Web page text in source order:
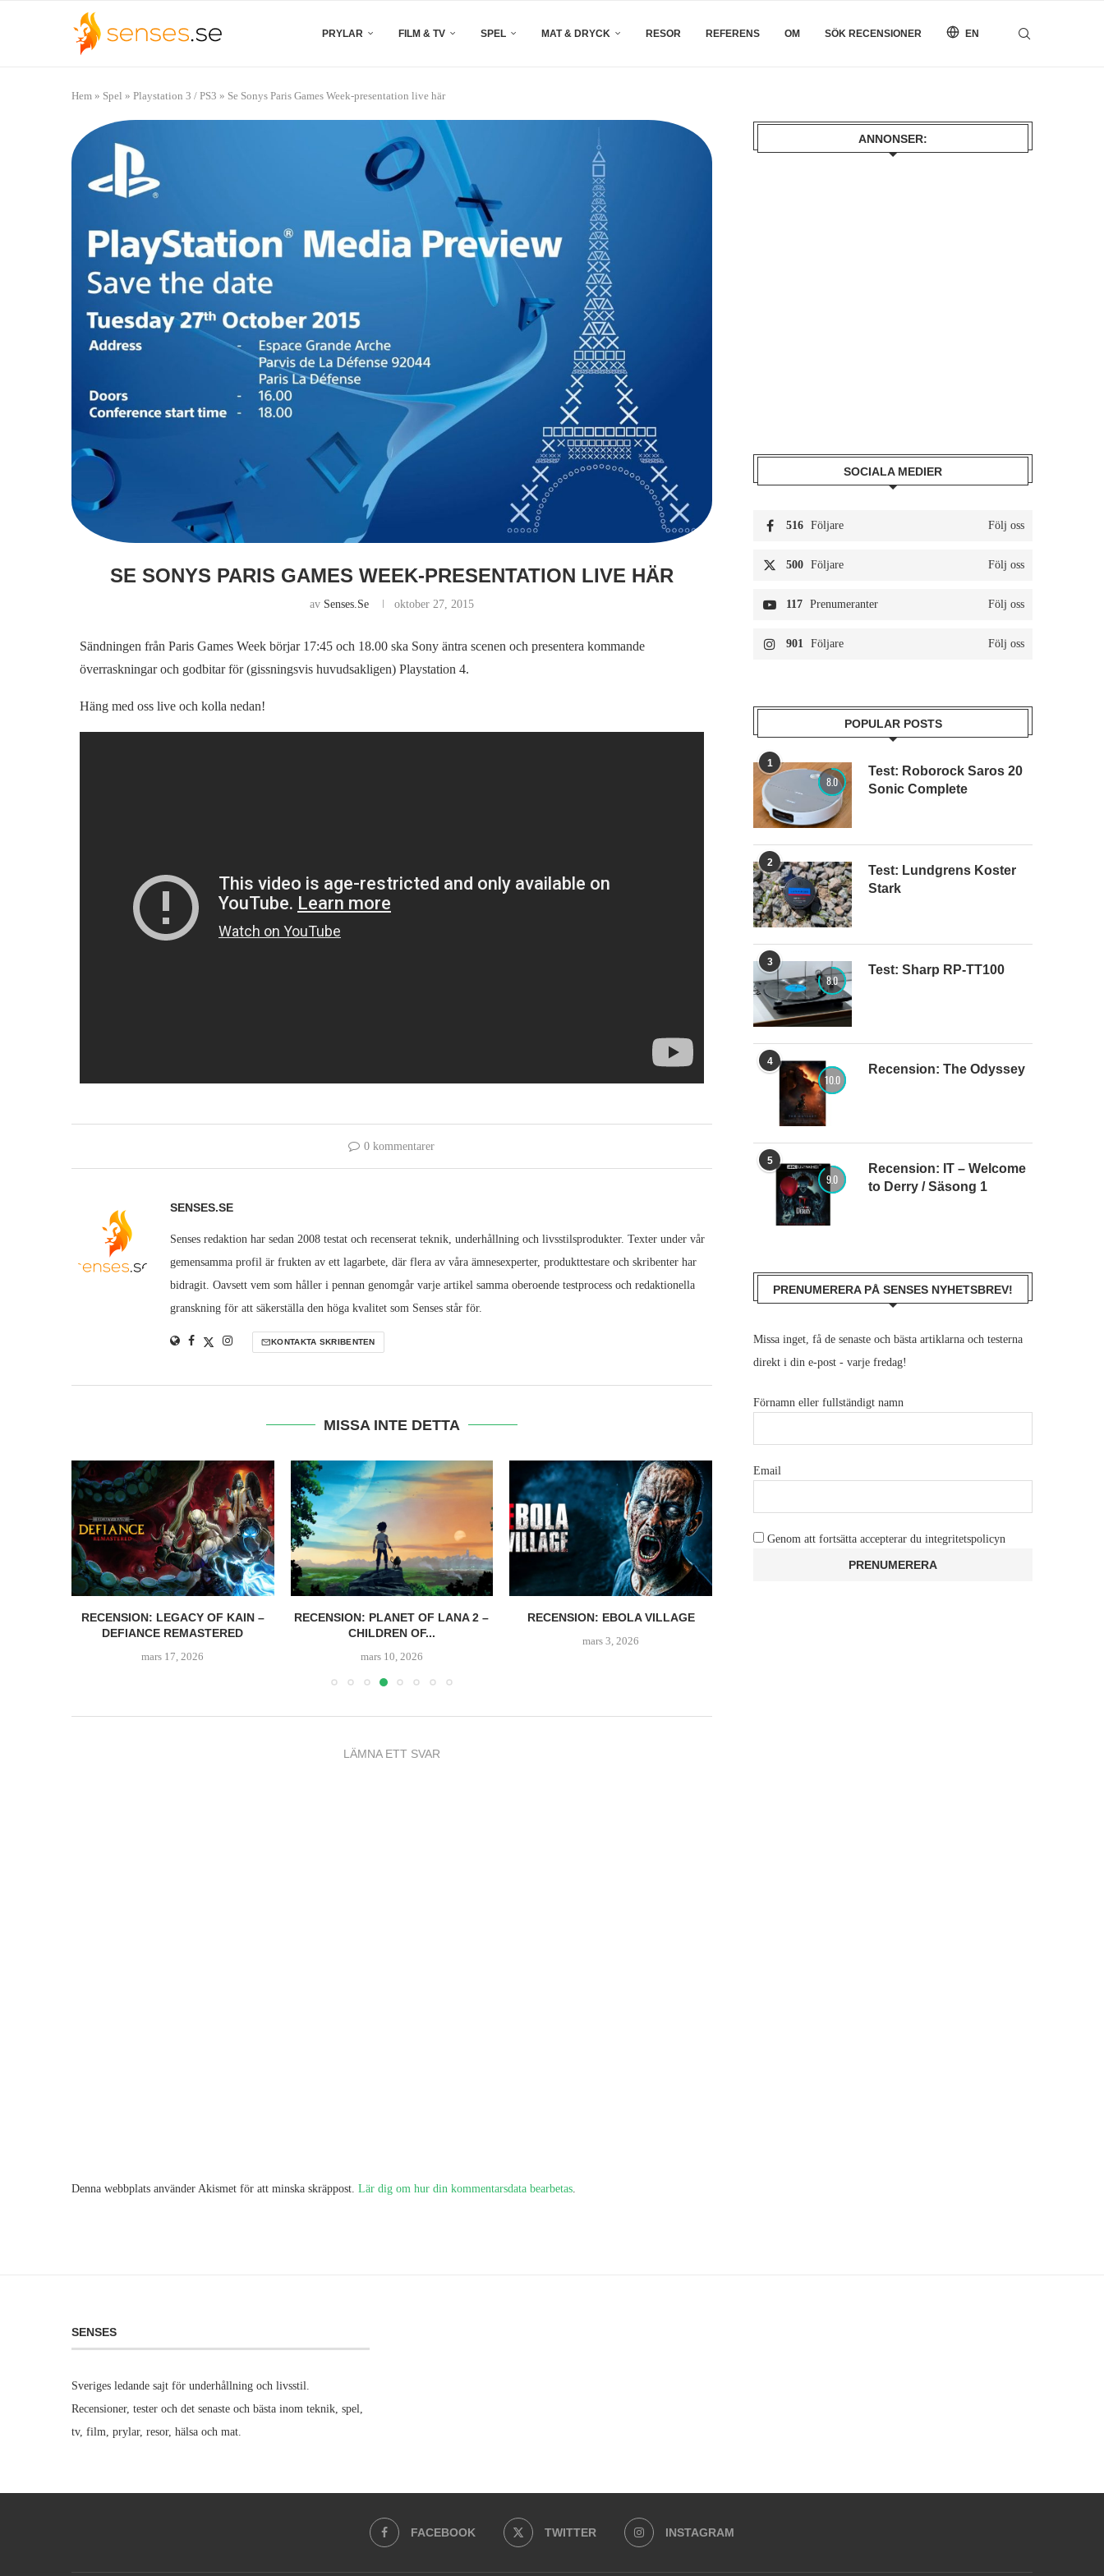
PRYLAR FILM & TV SPEL MAT & DRYCK RESOR REFERENS OM SÖK RECENSIONER EN
Hem » Spel » Playstation 3 / PS3 » Se Sonys Paris Games Week-presentation live här
SE SONYS PARIS GAMES WEEK-PRESENTATION LIVE HÄR
av Senses.se oktober 27, 2015
Sändningen från Paris Games Week börjar 17:45 och 18.00 ska Sony äntra scenen och presentera kommande
överraskningar och godbitar för (gissningsvis huvudsakligen) Playstation 4.
Häng med oss live och kolla nedan!
0 kommentarer
SENSES.SE
Senses redaktion har sedan 2008 testat och recenserat teknik, underhållning och livsstilsprodukter. Texter under vår
gemensamma profil är frukten av ett lagarbete, där flera av våra ämnesexperter, produkttestare och skribenter har
bidragit. Oavsett vem som håller i pennan genomgår varje artikel samma oberoende testprocess och redaktionella
granskning för att säkerställa den höga kvalitet som Senses står för.
KONTAKTA SKRIBENTEN
MISSA INTE DETTA
RECENSION: LEGACY OF KAIN –
DEFIANCE REMASTERED
mars 17, 2026
RECENSION: PLANET OF LANA 2 –
CHILDREN OF...
mars 10, 2026
RECENSION: EBOLA VILLAGE
mars 3, 2026
LÄMNA ETT SVAR
Denna webbplats använder Akismet för att minska skräppost. Lär dig om hur din kommentarsdata bearbetas.
ANNONSER:
SOCIALA MEDIER
516 Följare Följ oss
500 Följare Följ oss
117 Prenumeranter Följ oss
901 Följare Följ oss
POPULAR POSTS
1
8.0
Test: Roborock Saros 20
Sonic Complete
2
Test: Lundgrens Koster
Stark
3
8.0
Test: Sharp RP-TT100
4
10.0
Recension: The Odyssey
5
9.0
Recension: IT – Welcome
to Derry / Säsong 1
PRENUMERERA PÅ SENSES NYHETSBREV!
Missa inget, få de senaste och bästa artiklarna och testerna
direkt i din e-post - varje fredag!
Förnamn eller fullständigt namn
Email
Genom att fortsätta accepterar du integritetspolicyn
SENSES
Sveriges ledande sajt för underhållning och livsstil.
Recensioner, tester och det senaste och bästa inom teknik, spel,
tv, film, prylar, resor, hälsa och mat.
FACEBOOK TWITTER INSTAGRAM